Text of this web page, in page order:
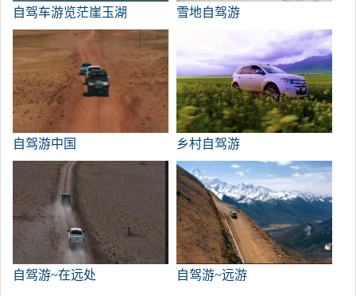
自驾车游览茫崖玉湖 雪地自驾游
自驾游中国 乡村自驾游
自驾游~在远处 自驾游~远游